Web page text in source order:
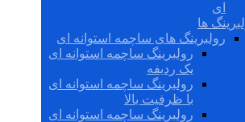
ای
ها
رولبرینگ های ساچمه استوانه ای
رولبرینگ ساچمه استوانه ای
یک ردیفه
رولبرینگ ساچمه استوانه ای
با ظرفیت بالا
رولبرینگ ساچمه استوانه ای